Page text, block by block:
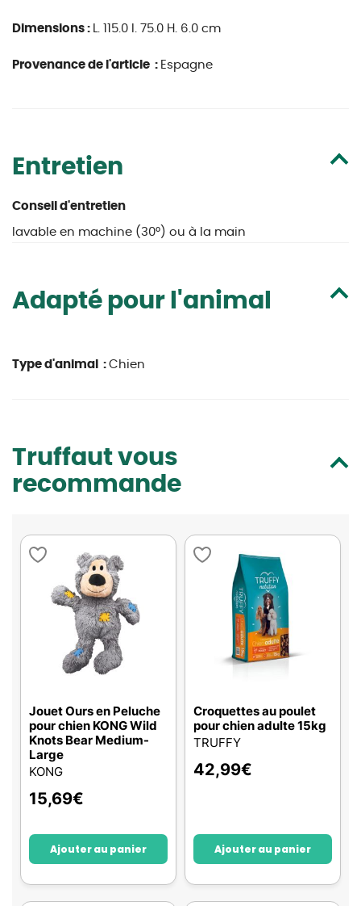
Dimensions : L. 115.0 l. 75.0 H. 6.0 cm
Provenance de l'article : Espagne
Entretien
Conseil d'entretien
lavable en machine (30°) ou à la main
Adapté pour l'animal
Type d'animal : Chien
Truffaut vous
recommande
Jouet Ours en Peluche
pour chien KONG Wild
Knots Bear Medium-
Large
KONG
15,69€
Ajouter au panier
Croquettes au poulet
pour chien adulte 15kg
TRUFFY
42,99€
Ajouter au panier